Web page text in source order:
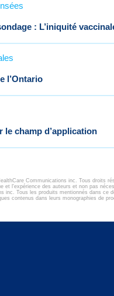
: L’iniquité
l’Ontario
le champ d’application
Communications inc. Tous droits
et l'expérience des auteurs et non pas
inc. Tous les produits mentionnés dans ce
contenus dans leurs monographies de